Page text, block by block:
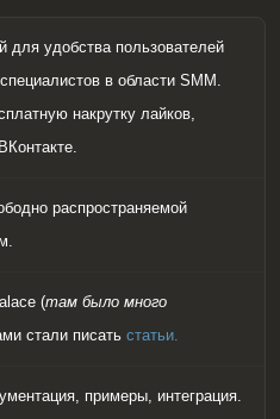
удобства пользователей
в области SMM.
накрутку лайков,
распространяемой
(там было много
стали писать статьи.
примеры, интеграция.